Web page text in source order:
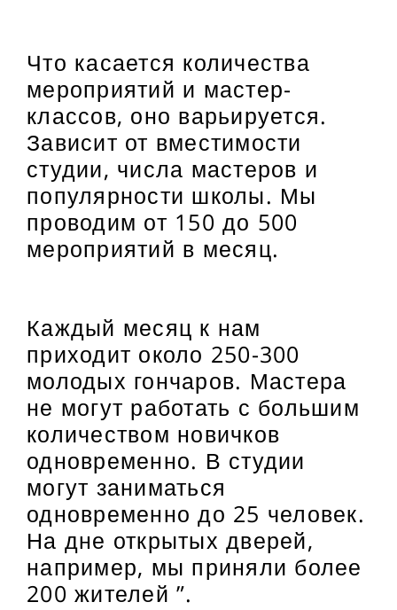
Что касается количества
мероприятий и мастер-
классов, оно варьируется.
Зависит от вместимости
студии, числа мастеров и
популярности школы. Мы
проводим от 150 до 500
мероприятий в месяц.
Каждый месяц к нам
приходит около 250-300
молодых гончаров. Мастера
не могут работать с большим
количеством новичков
одновременно. В студии
могут заниматься
одновременно до 25 человек.
На дне открытых дверей,
например, мы приняли более
200 жителей ”.